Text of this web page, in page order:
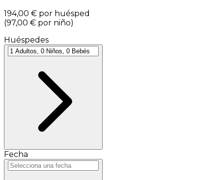
194,00 € por huésped
(97,00 € por niño)
Huéspedes
Fecha